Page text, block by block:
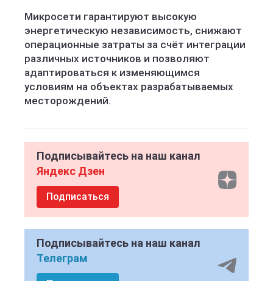
Микросети гарантируют высокую
энергетическую независимость, снижают
операционные затраты за счёт интеграции
различных источников и позволяют
адаптироваться к изменяющимся
условиям на объектах разрабатываемых
месторождений.
Подписывайтесь на наш канал
Яндекс Дзен
Подписаться
Подписывайтесь на наш канал
Телеграм